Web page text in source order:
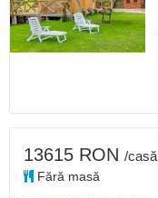
13615 RON /casă
Fără masă